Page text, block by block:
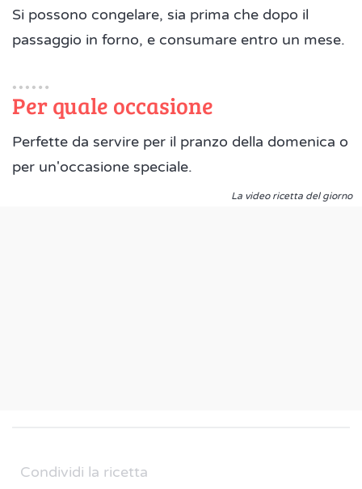
Si possono congelare, sia prima che dopo il
passaggio in forno, e consumare entro un mese.
Per quale occasione
Perfette da servire per il pranzo della domenica o
per un'occasione speciale.
La video ricetta del giorno
Condividi la ricetta